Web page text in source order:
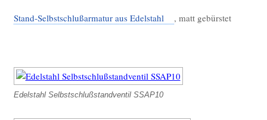
Stand-Selbstschlußarmatur aus Edelstahl , matt gebürstet
Edelstahl Selbstschlußstandventil SSAP10